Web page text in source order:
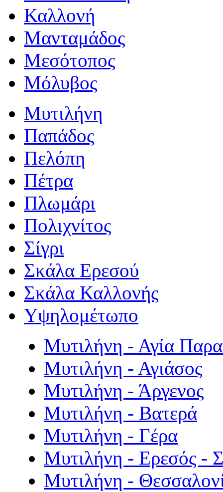
Καλλονή
Μανταμάδος
Μεσότοπος
Μόλυβος
Μυτιλήνη
Παπάδος
Πελόπη
Πέτρα
Πλωμάρι
Πολιχνίτος
Σίγρι
Σκάλα Ερεσού
Σκάλα Καλλονής
Υψηλομέτωπο
Μυτιλήνη - Αγία
Μυτιλήνη - Αγιάσος
Μυτιλήνη - Άργενος
Μυτιλήνη - Βατερά
Μυτιλήνη - Γέρα
Μυτιλήνη - Ερεσός -
Μυτιλήνη -